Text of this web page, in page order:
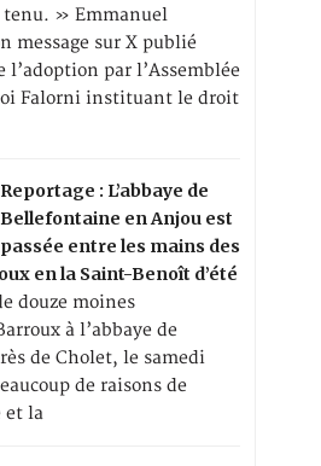
tenu. » Emmanuel
message sur X publié
l’adoption par l’Assemblée
Falorni instituant le droit
Reportage : L’abbaye de
Bellefontaine en Anjou est
passée entre les mains des
en la Saint-Benoît d’été
douze moines
à l’abbaye de
de Cholet, le samedi
de raisons de
et la